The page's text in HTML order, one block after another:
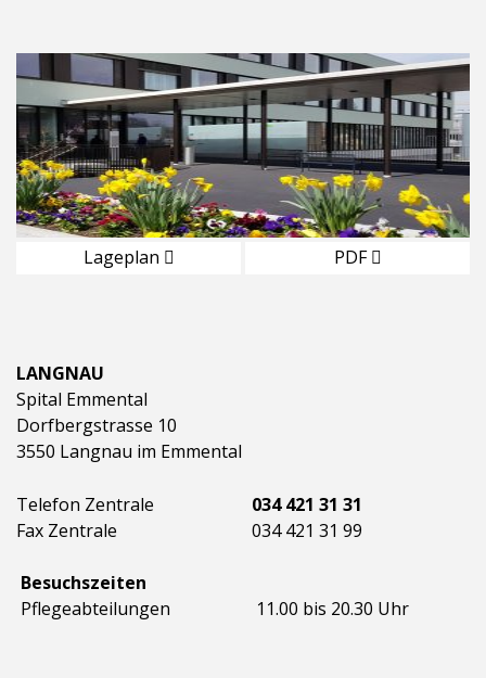
Lageplan PDF
LANGNAU
Spital Emmental
Dorfbergstrasse 10
3550 Langnau im Emmental
Telefon Zentrale
034 421 31 31
Fax Zentrale
034 421 31 99
Besuchszeiten
Pflegeabteilungen
11.00 bis 20.30 Uhr